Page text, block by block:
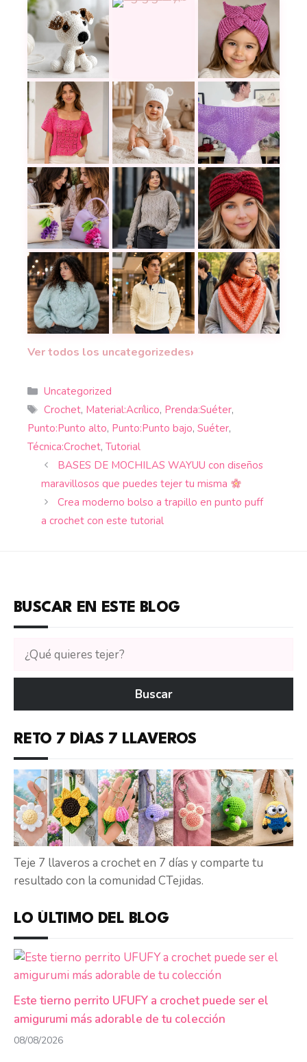
Un perrito amigurumi es pequeño, adorable y
Este cárdigan rosa a crochet
Diadema tejida a
Blusa a crochet para principiantes: diseño
Gorra tejida de osito para bebé a
Este Chal
El accesorio express ideal: Tutorial fácil para
Suéter en puntos trenzados: una
Una diadema a
Un suéter a dos agujas perfecto para quienes
Un suéter masculino tejido a
Ver todos los uncategorizedes›
Categorías
Uncategorized
Etiquetas
Crochet, Material:Acrílico, Prenda:Suéter,
Punto:Punto alto, Punto:Punto bajo, Suéter,
Técnica:Crochet, Tutorial
BASES DE MOCHILAS WAYUU con diseños
maravillosos que puedes tejer tu misma
Crea moderno bolso a trapillo en punto puff
a crochet con este tutorial
BUSCAR EN ESTE BLOG
Buscar
tutoriales
en
Buscar
RETO 7 DÍAS 7 LLAVEROS
Teje 7 llaveros a crochet en 7 días y comparte tu
resultado con la comunidad CTejidas.
LO ÚLTIMO DEL BLOG
Este tierno perrito UFUFY a crochet puede ser el
amigurumi más adorable de tu colección
08/08/2026